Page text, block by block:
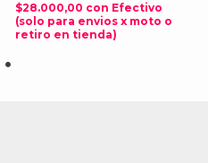
$28.000,00 con Efectivo
(solo para envios x moto o
retiro en tienda)